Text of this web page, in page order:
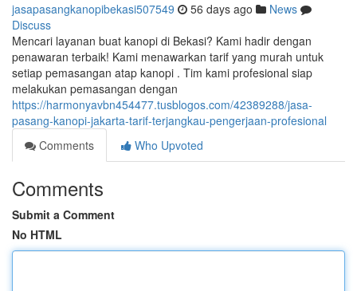
jasapasangkanopibekasi507549 56 days ago
News
Discuss
Mencari layanan buat kanopi di Bekasi? Kami hadir dengan
penawaran terbaik! Kami menawarkan tarif yang murah untuk
setiap pemasangan atap kanopi . Tim kami profesional siap
melakukan pemasangan dengan
https://harmonyavbn454477.tusblogos.com/42389288/jasa-
pasang-kanopi-jakarta-tarif-terjangkau-pengerjaan-profesional
Comments
Who Upvoted
Comments
Submit a Comment
No HTML